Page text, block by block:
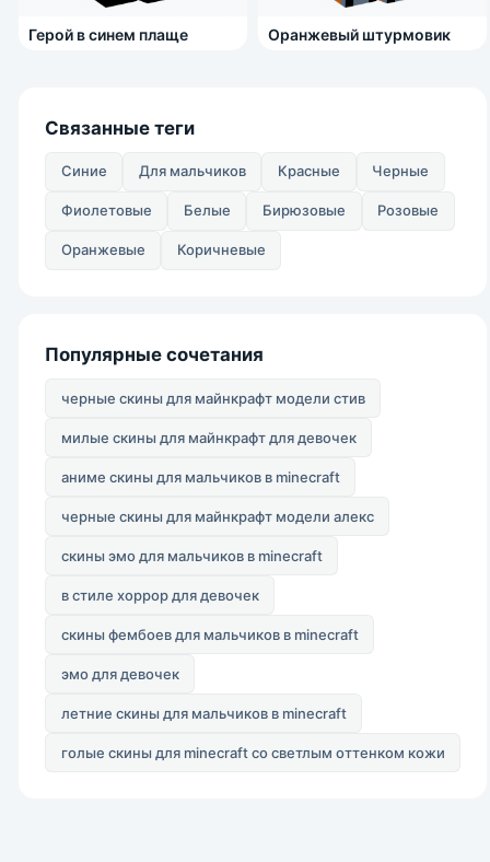
Герой в синем плаще Оранжевый штурмовик
Связанные теги
Синие Для мальчиков Красные Черные
Фиолетовые Белые Бирюзовые Розовые
Оранжевые Коричневые
Популярные сочетания
черные скины для майнкрафт модели стив
милые скины для майнкрафт для девочек
аниме скины для мальчиков в minecraft
черные скины для майнкрафт модели алекс
скины эмо для мальчиков в minecraft
в стиле хоррор для девочек
скины фембоев для мальчиков в minecraft
эмо для девочек
летние скины для мальчиков в minecraft
голые скины для minecraft со светлым оттенком кожи